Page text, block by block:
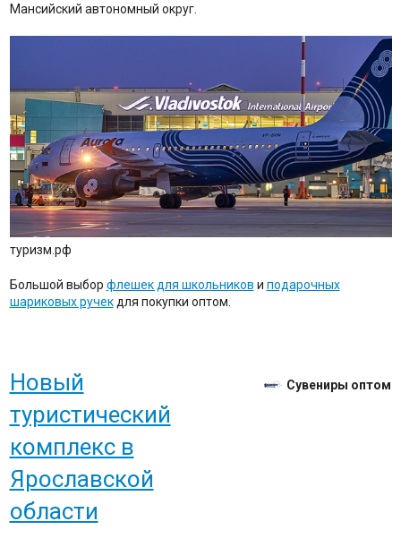
Мансийский автономный округ.
туризм.рф
Большой выбор флешек для школьников и подарочных
шариковых ручекдля покупки оптом.
Новый
туристический
комплекс в
Ярославской
области
Сувениры оптом